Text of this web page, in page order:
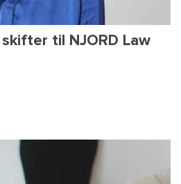
til NJORD Law
ADVOKAT SKIFTER TIL NJORD